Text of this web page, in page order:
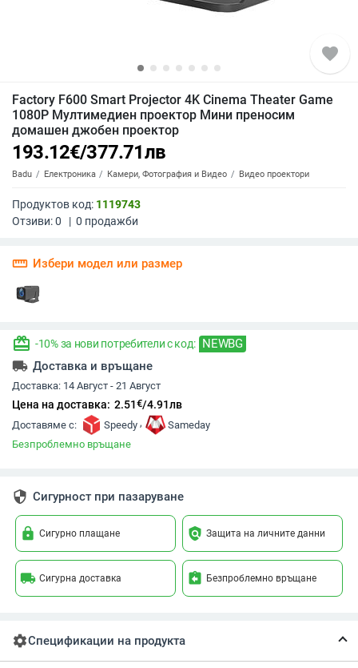
favorite
Factory F600 Smart Projector 4K Cinema Theater Game
1080P Мултимедиен проектор Мини преносим
домашен джобен проектор
193.12€/377.71лв
Badu Електроника Камери, Фотография и Видео Видео проектори
Продуктов код: 1119743
Отзиви:0 | 0 продажби
straighten Избери модел или размер
redeem -10% за нови потребители с код: NEWBG
local_shipping Доставка и връщане
Доставка: 14 Август - 21 Август
Цена на доставка: 2.51€/4.91лв
Доставяме с: Speedy ,
Sameday
Безпроблемно връщане
security Сигурност при пазаруване
lock Сигурно плащане policy Защита на личните данни
local_shipping Сигурна доставка assignment_return Безпроблемно връщане
settingsСпецификации на продукта